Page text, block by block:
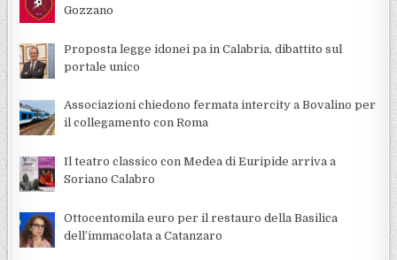
Gozzano
Proposta legge idonei pa in Calabria, dibattito sul
portale unico
Associazioni chiedono fermata intercity a Bovalino per
il collegamento con Roma
Il teatro classico con Medea di Euripide arriva a
Soriano Calabro
Ottocentomila euro per il restauro della Basilica
dell’immacolata a Catanzaro